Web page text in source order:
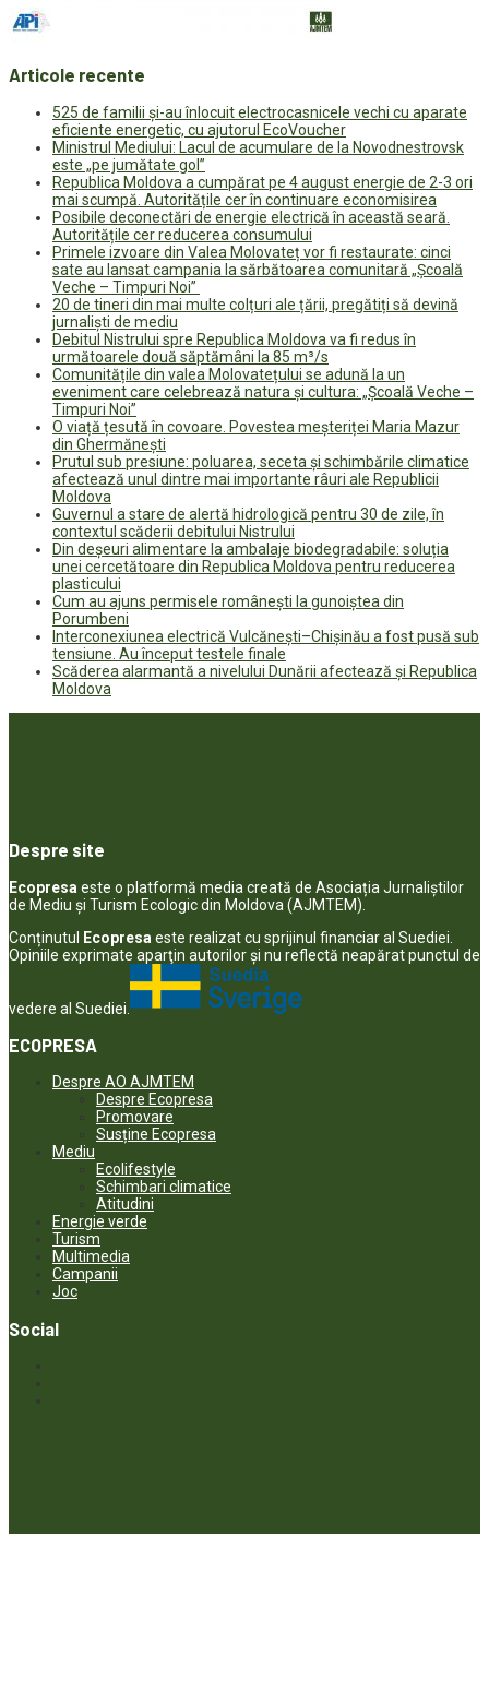
Articole recente
525 de familii și-au înlocuit electrocasnicele vechi cu aparate
eficiente energetic, cu ajutorul EcoVoucher
Ministrul Mediului: Lacul de acumulare de la Novodnestrovsk
este „pe jumătate gol”
Republica Moldova a cumpărat pe 4 august energie de 2-3 ori
mai scumpă. Autoritățile cer în continuare economisirea
Posibile deconectări de energie electrică în această seară.
Autoritățile cer reducerea consumului
Primele izvoare din Valea Molovateț vor fi restaurate: cinci
sate au lansat campania la sărbătoarea comunitară „Școală
Veche – Timpuri Noi”
20 de tineri din mai multe colțuri ale țării, pregătiți să devină
jurnaliști de mediu
Debitul Nistrului spre Republica Moldova va fi redus în
următoarele două săptămâni la 85 m³/s
Comunitățile din valea Molovatețului se adună la un
eveniment care celebrează natura și cultura: „Școală Veche –
Timpuri Noi”
O viață țesută în covoare. Povestea meșteriței Maria Mazur
din Ghermănești
Prutul sub presiune: poluarea, seceta și schimbările climatice
afectează unul dintre mai importante râuri ale Republicii
Moldova
Guvernul a stare de alertă hidrologică pentru 30 de zile, în
contextul scăderii debitului Nistrului
Din deșeuri alimentare la ambalaje biodegradabile: soluția
unei cercetătoare din Republica Moldova pentru reducerea
plasticului
Cum au ajuns permisele românești la gunoiștea din
Porumbeni
Interconexiunea electrică Vulcănești–Chișinău a fost pusă sub
tensiune. Au început testele finale
Scăderea alarmantă a nivelului Dunării afectează și Republica
Moldova
Despre site
Ecopresa este o platformă media creată de Asociația Jurnaliștilor
de Mediu și Turism Ecologic din Moldova (AJMTEM).
Conținutul Ecopresa este realizat cu sprijinul financiar al Suediei.
Opiniile exprimate aparţin autorilor şi nu reflectă neapărat punctul de
vedere al Suediei.
ECOPRESA
Despre AO AJMTEM
Despre Ecopresa
Promovare
Susține Ecopresa
Mediu
Ecolifestyle
Schimbari climatice
Atitudini
Energie verde
Turism
Multimedia
Campanii
Joc
Social